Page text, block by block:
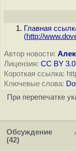
Главная
(http://
Автор новости:
Лицензия: CC BY 3.0
Короткая ссылка:
Ключевые слова:
При перепечатке
Обсуждение
(42)